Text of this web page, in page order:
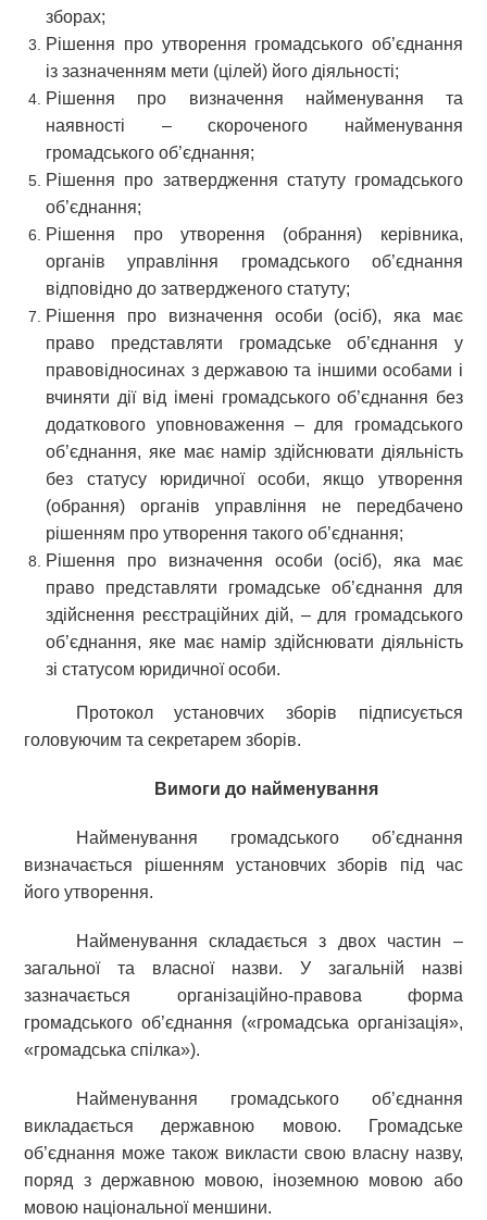
зборах;
Рішення про утворення громадського об’єднання
із зазначенням мети (цілей) його діяльності;
Рішення про визначення найменування та
наявності – скороченого найменування
громадського об’єднання;
Рішення про затвердження статуту громадського
об’єднання;
Рішення про утворення (обрання) керівника,
органів управління громадського об’єднання
відповідно до затвердженого статуту;
Рішення про визначення особи (осіб), яка має
право представляти громадське об’єднання у
правовідносинах з державою та іншими особами і
вчиняти дії від імені громадського об’єднання без
додаткового уповноваження – для громадського
об’єднання, яке має намір здійснювати діяльність
без статусу юридичної особи, якщо утворення
(обрання) органів управління не передбачено
рішенням про утворення такого об’єднання;
Рішення про визначення особи (осіб), яка має
право представляти громадське об’єднання для
здійснення реєстраційних дій, – для громадського
об’єднання, яке має намір здійснювати діяльність
зі статусом юридичної особи.
Протокол установчих зборів підписується
головуючим та секретарем зборів.
Вимоги до найменування
Найменування громадського об’єднання
визначається рішенням установчих зборів під час
його утворення.
Найменування складається з двох частин –
загальної та власної назви. У загальній назві
зазначається організаційно-правова форма
громадського об’єднання («громадська організація»,
«громадська спілка»).
Найменування громадського об’єднання
викладається державною мовою. Громадське
об’єднання може також викласти свою власну назву,
поряд з державною мовою, іноземною мовою або
мовою національної меншини.